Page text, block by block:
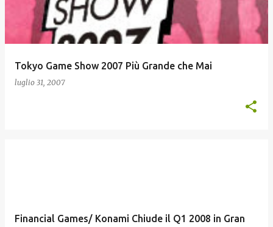
Tokyo Game Show 2007 Più Grande che Mai
luglio 31, 2007
Financial Games/ Konami Chiude il Q1 2008 in Gran